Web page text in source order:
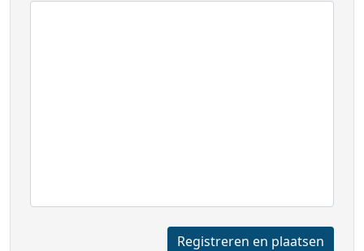
Registreren en plaatsen